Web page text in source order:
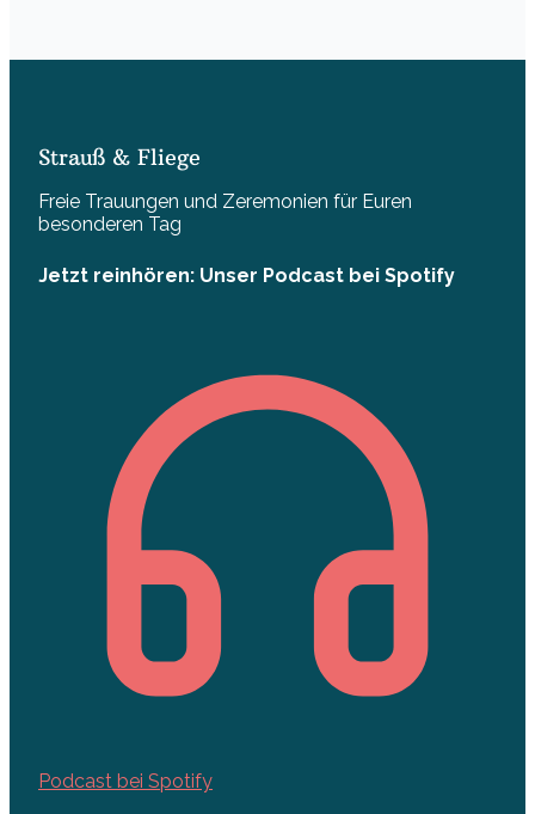
Strauß & Fliege
Freie Trauungen und Zeremonien für Euren
besonderen Tag
Jetzt reinhören: Unser Podcast bei Spotify
Podcast bei Spotify